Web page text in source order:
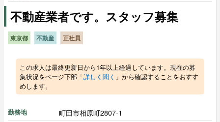
雇用形態で探す 賃金 で探す
不動産業者です。スタッフ募集
東京都 不動産 正社員
この求人は最終更新日から1年以上経過しています。現在の募
集状況をページ下部「詳しく聞く 」から確認することをおすす
めします。
勤務地 町田市相原町2807-1